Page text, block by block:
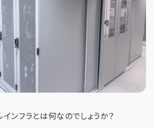
インフラとは何なのでしょうか？